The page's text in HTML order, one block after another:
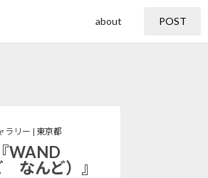
about POST
ラリー | 東京都
WAND
なんど）』